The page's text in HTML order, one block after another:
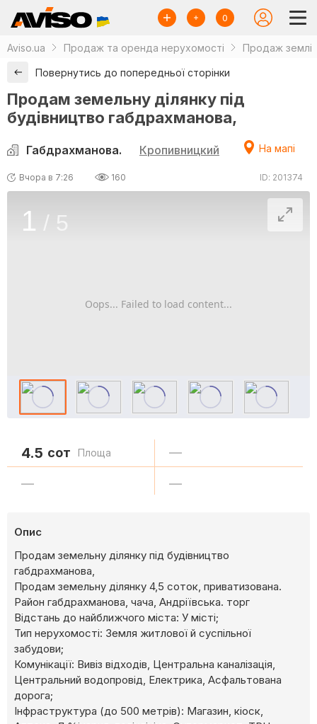
0
Aviso.ua Продаж та оренда нерухомості Продаж землі
Повернутись до попередньої сторінки
Продам земельну ділянку під
будівництво габдрахманова,
Габдрахманова. Кропивницкий На мапі
Вчора в 7:26 160 ID: 201374
Oops... Failed to load content...
1 / 5
4.5 сот Площа —
— —
Опис
Продам земельну ділянку під будівництво
габдрахманова,
Продам земельну ділянку 4,5 соток, приватизована.
Район габдрахманова, чача, Андріївська. торг
Відстань до найближчого міста: У місті;
Тип нерухомості: Земля житлової й суспільної
забудови;
Комунікації: Вивіз відходів, Центральна каналізація,
Центральний водопровід, Електрика, Асфальтована
дорога;
Інфраструктура (до 500 метрів): Магазин, кіоск,